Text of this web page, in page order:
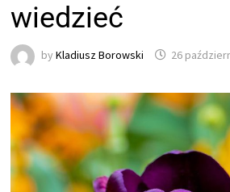
wiedzieć
byKladiusz Borowski 26